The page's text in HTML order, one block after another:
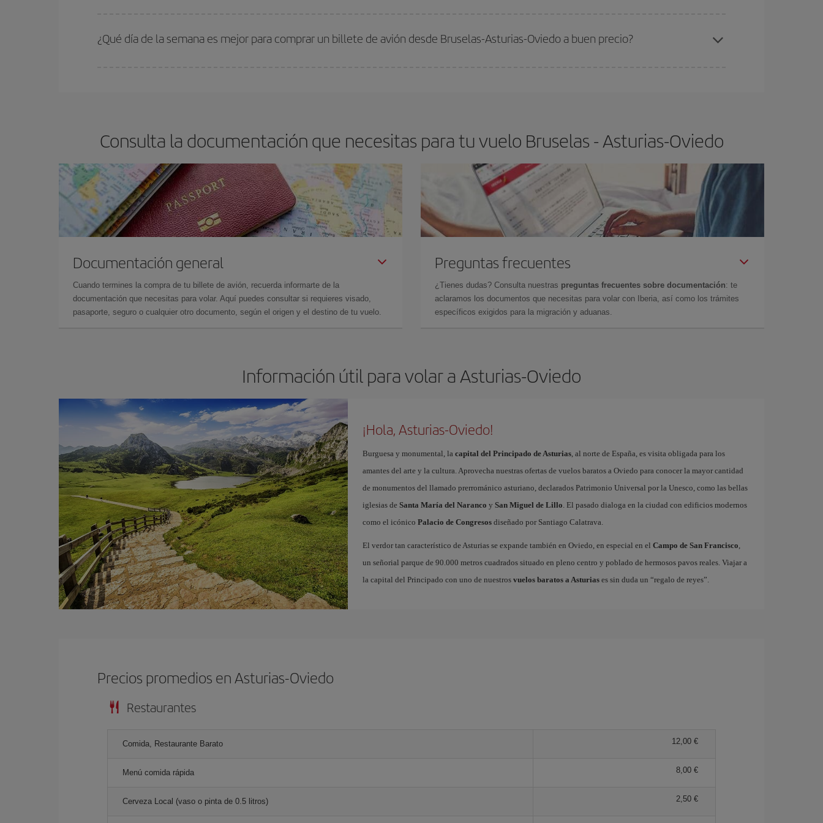
¿Qué día de la semana es mejor para comprar un billete de avión desde Bruselas-Asturias-Oviedo a buen precio?
Consulta la documentación que necesitas para tu vuelo Bruselas - Asturias-Oviedo
Documentación general
Cuando termines la compra de tu billete de avión, recuerda informarte de la
documentación que necesitas para volar. Aquí puedes consultar si requieres visado,
pasaporte, seguro o cualquier otro documento, según el origen y el destino de tu vuelo.
Preguntas frecuentes
¿Tienes dudas? Consulta nuestras preguntas frecuentes sobre documentación: te
aclaramos los documentos que necesitas para volar con Iberia, así como los trámites
específicos exigidos para la migración y aduanas.
Información útil para volar a Asturias-Oviedo
¡Hola, Asturias-Oviedo!
Burguesa y monumental, la capital del Principado de Asturias, al norte de España, es visita obligada para los
amantes del arte y la cultura. Aprovecha nuestras ofertas de vuelos baratos a Oviedo para conocer la mayor cantidad
de monumentos del llamado prerrománico asturiano, declarados Patrimonio Universal por la Unesco, como las bellas
iglesias de Santa María del Naranco y San Miguel de Lillo. El pasado dialoga en la ciudad con edificios modernos
como el icónico Palacio de Congresosdiseñado por Santiago Calatrava.
El verdor tan característico de Asturias se expande también en Oviedo, en especial en el Campo de San Francisco,
un señorial parque de 90.000 metros cuadrados situado en pleno centro y poblado de hermosos pavos reales. Viajar a
la capital del Principado con uno de nuestros vuelos baratos a Asturiases sin duda un “regalo de reyes”.
Precios promedios en Asturias-Oviedo
Restaurantes
Comida, Restaurante Barato 12,00 €
Menú comida rápida 8,00 €
Cerveza Local (vaso o pinta de 0.5 litros) 2,50 €